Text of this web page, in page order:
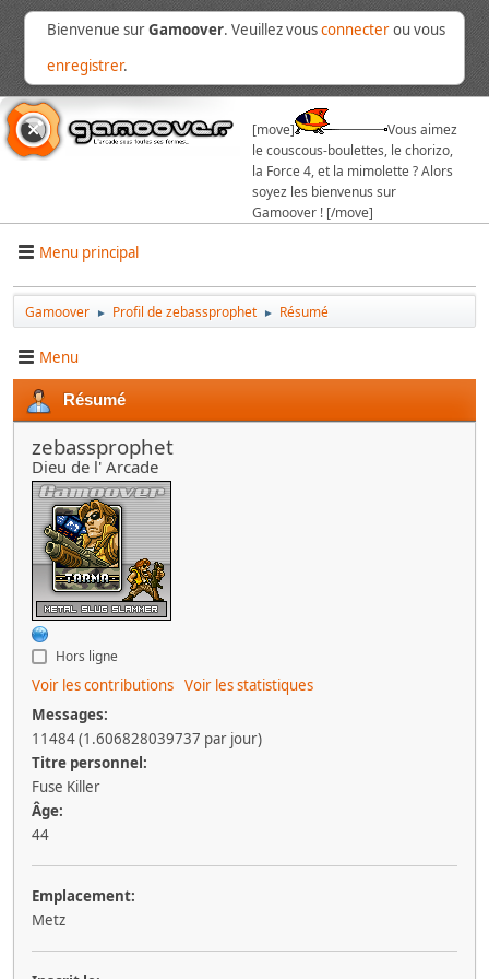
Bienvenue surGamoover. Veuillez vousconnecterou vous
enregistrer.
[move]
Vous aimez
le couscous-boulettes, le chorizo,
la Force 4, et la mimolette ? Alors
soyez les bienvenus sur
Gamoover ! [/move]
Menu principal
Gamoover ► Profil de zebassprophet ► Résumé
Menu
Résumé
zebassprophet
Dieu de l' Arcade
Hors ligne
Voir les contributions Voir les statistiques
Messages:
11484 (1.606828039737 par jour)
Titre personnel:
Fuse Killer
Âge:
44
Emplacement:
Metz